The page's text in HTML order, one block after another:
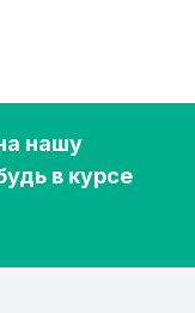
нашу
в курсе